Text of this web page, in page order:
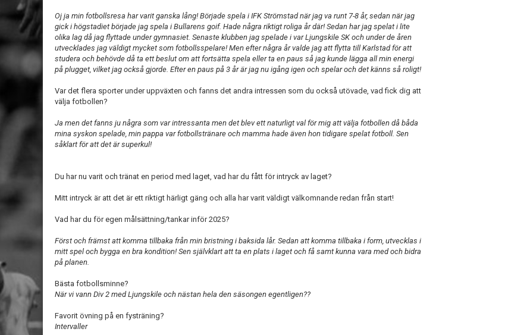
Oj ja min fotbollsresa har varit ganska lång! Började spela i IFK Strömstad när jag va runt 7-8 år, sedan när jag
gick i högstadiet började jag spela i Bullarens goif. Hade några riktigt roliga år där! Sedan har jag spelat i lite
olika lag då jag flyttade under gymnasiet. Senaste klubben jag spelade i var Ljungskile SK och under de åren
utvecklades jag väldigt mycket som fotbollsspelare! Men efter några år valde jag att flytta till Karlstad för att
studera och behövde då ta ett beslut om att fortsätta spela eller ta en paus så jag kunde lägga all min energi
på plugget, vilket jag också gjorde. Efter en paus på 3 år är jag nu igång igen och spelar och det känns så roligt!
Var det flera sporter under uppväxten och fanns det andra intressen som du också utövade, vad fick dig att
välja fotbollen?
Ja men det fanns ju några som var intressanta men det blev ett naturligt val för mig att välja fotbollen då båda
mina syskon spelade, min pappa var fotbollstränare och mamma hade även hon tidigare spelat fotboll. Sen
såklart för att det är superkul!
Du har nu varit och tränat en period med laget, vad har du fått för intryck av laget?
Mitt intryck är att det är ett riktigt härligt gäng och alla har varit väldigt välkomnande redan från start!
Vad har du för egen målsättning/tankar inför 2025?
Först och främst att komma tillbaka från min bristning i baksida lår. Sedan att komma tillbaka i form, utvecklas i
mitt spel och bygga en bra kondition! Sen självklart att ta en plats i laget och få samt kunna vara med och bidra
på planen.
Bästa fotbollsminne?
När vi vann Div 2 med Ljungskile och nästan hela den säsongen egentligen??
Favorit övning på en fysträning?
Intervaller